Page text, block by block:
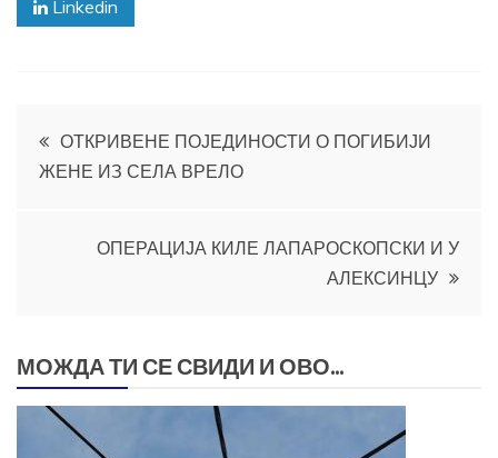
Linkedin
Кретање
чланка
ОТКРИВЕНЕ ПОЈЕДИНОСТИ О ПОГИБИЈИ
ЖЕНЕ ИЗ СЕЛА ВРЕЛО
ОПЕРАЦИЈА КИЛЕ ЛАПАРОСКОПСКИ И У
АЛЕКСИНЦУ
МОЖДА ТИ СЕ СВИДИ И ОВО...